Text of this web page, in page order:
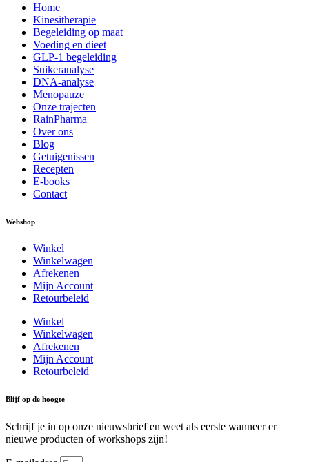
Home
Kinesitherapie
Begeleiding op maat
Voeding en dieet
GLP-1 begeleiding
Suikeranalyse
DNA-analyse
Menopauze
Onze trajecten
RainPharma
Over ons
Blog
Getuigenissen
Recepten
E-books
Contact
Webshop
Winkel
Winkelwagen
Afrekenen
Mijn Account
Retourbeleid
Winkel
Winkelwagen
Afrekenen
Mijn Account
Retourbeleid
Blijf op de hoogte
Schrijf je in op onze nieuwsbrief en weet als eerste wanneer er
nieuwe producten of workshops zijn!